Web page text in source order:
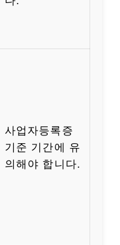
사업자등록증
기준 기간에 유
의해야 합니다.